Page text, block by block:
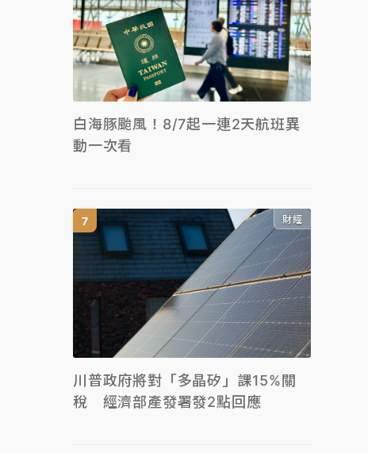
白海豚颱風！8/7起一連2天航班異
動一次看
財經
川普政府將對「多晶矽」課15%關
稅 經濟部產發署發2點回應